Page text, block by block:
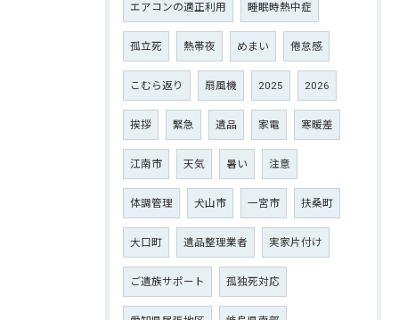
エアコンの適正利用 睡眠時熱中症
孤立死 熱帯夜 めまい 倦怠感
こむら返り 扇風機 2025 2026
挨拶 緊急 遺品 家電 寒暖差
江南市 天気 暑い 注意
体調管理 犬山市 一宮市 扶桑町
大口町 遺品整理業者 実家片付け
ご遺族サポート 孤独死対応